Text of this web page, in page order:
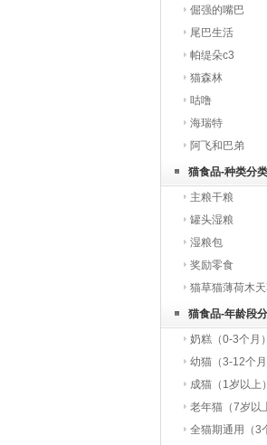
倔强的嘴巴
尾巴生活
帕缇朵c3
猫森林
咕噜
海瑞特
阿飞和巴弟
猫食品-种类分类
主粮干粮
罐头湿粮
湿粮包
奖励零食
猫草猫薄荷木
猫食品-年龄段
奶糕（0-3个月）
幼猫（3-12个月
成猫（1岁以上）
老年猫（7岁以
全猫期通用（3